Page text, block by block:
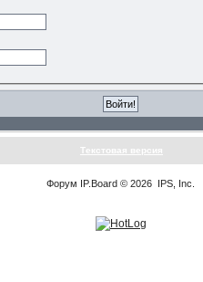
Текстовая версия
Форум IP.Board © 2026 IPS, Inc